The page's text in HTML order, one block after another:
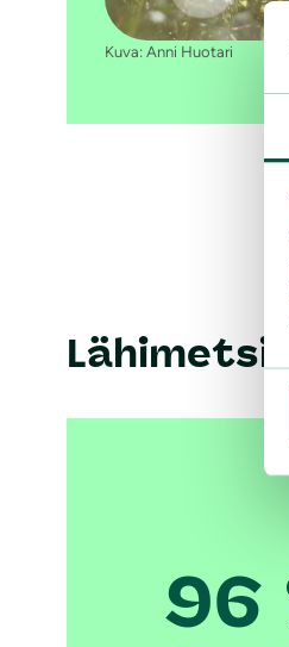
Kuva: Anni Huotari
96